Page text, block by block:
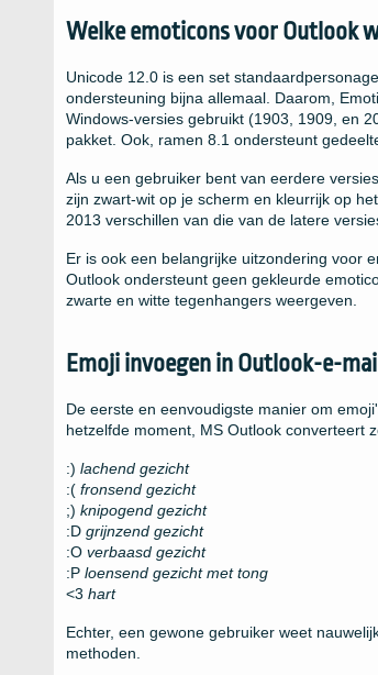
Welke emoticons voor Outlook
Unicode 12.0 is een set
ondersteuning bijna allemaal. Daarom,
Windows-versies gebruikt (1903, 1909, en
pakket. Ook, ramen 8.1 ondersteunt
Als u een gebruiker bent van eerdere
zijn zwart-wit op je scherm en kleurrijk op
2013 verschillen van die van de latere
Er is ook een belangrijke uitzondering voor
Outlook ondersteunt geen gekleurde
zwarte en witte tegenhangers weergeven.
Emoji invoegen in Outlook-e-
De eerste en eenvoudigste manier om
hetzelfde moment, MS Outlook converteert
:) lachend gezicht
:( fronsend gezicht
;) knipogend gezicht
:D grijnzend gezicht
:O verbaasd gezicht
:P loensend gezicht met tong
<3 hart
Echter, een gewone gebruiker weet
methoden.